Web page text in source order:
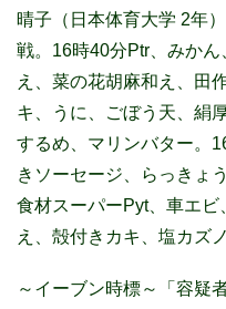
晴子（日本体育大学 2年
戦。16時40分Ptr、みか
え、菜の花胡麻和え、田
キ、うに、ごぼう天、絹
するめ、マリンバター。
きソーセージ、らっきょ
食材スーパーPyt、車エ
え、殻付きカキ、塩カズ
～イーブン時標～「容疑